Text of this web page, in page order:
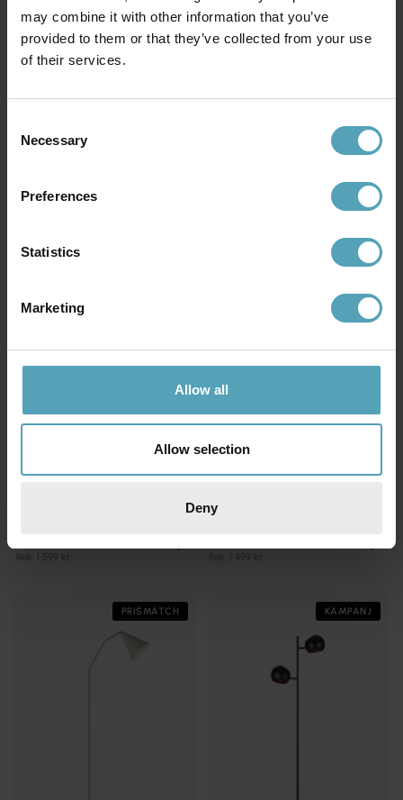
may combine it with other information that you’ve
provided to them or that they’ve collected from your use
of their services.
Selection
Necessary
Preferences
Statistics
Marketing
Allow all
Allow selection
Deny
1 699 kr
Rek. 2 199 kr
1 095 kr
Rek. 1 599 kr
PRISMATCH
MARKSLÖJD
1 269 kr
Rek. 1 499 kr
PRISMATCH KAMPANJ